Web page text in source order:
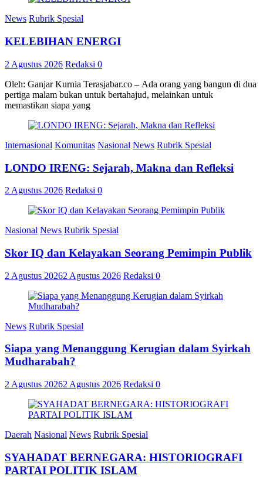
News Rubrik Spesial
KELEBIHAN ENERGI
2 Agustus 2026 Redaksi 0
Oleh: Ganjar Kurnia Terasjabar.co – Ada orang yang bangun di dua
pertiga malam bukan untuk bertahajud, melainkan untuk
memastikan siapa yang
Internasional Komunitas Nasional News Rubrik Spesial
LONDO IRENG: Sejarah, Makna dan Refleksi
2 Agustus 2026 Redaksi 0
Nasional News Rubrik Spesial
Skor IQ dan Kelayakan Seorang Pemimpin Publik
2 Agustus 20262 Agustus 2026 Redaksi 0
News Rubrik Spesial
Siapa yang Menanggung Kerugian dalam Syirkah
Mudharabah?
2 Agustus 20262 Agustus 2026 Redaksi 0
Daerah Nasional News Rubrik Spesial
SYAHADAT BERNEGARA: HISTORIOGRAFI
PARTAI POLITIK ISLAM